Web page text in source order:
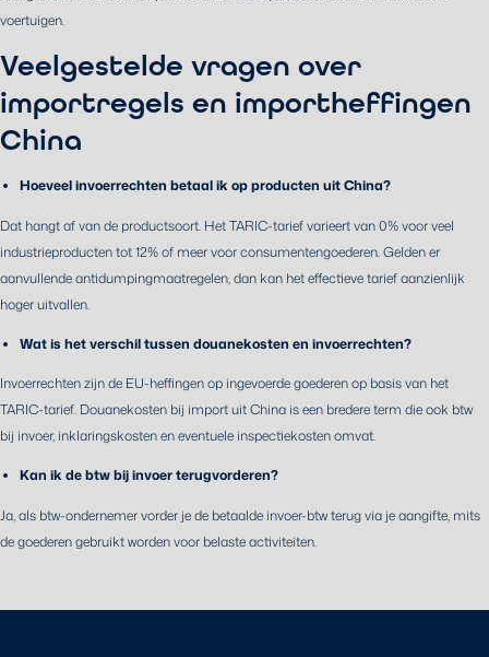
voertuigen.
Veelgestelde vragen over
importregels en importheffingen
China
Hoeveel invoerrechten betaal ik op producten uit China?
Dat hangt af van de productsoort. Het TARIC-tarief varieert van 0% voor veel
industrieproducten tot 12% of meer voor consumentengoederen. Gelden er
aanvullende antidumpingmaatregelen, dan kan het effectieve tarief aanzienlijk
hoger uitvallen.
Wat is het verschil tussen douanekosten en invoerrechten?
Invoerrechten zijn de EU-heffingen op ingevoerde goederen op basis van het
TARIC-tarief. Douanekosten bij import uit China is een bredere term die ook btw
bij invoer, inklaringskosten en eventuele inspectiekosten omvat.
Kan ik de btw bij invoer terugvorderen?
Ja, als btw-ondernemer vorder je de betaalde invoer-btw terug via je aangifte, mits
de goederen gebruikt worden voor belaste activiteiten.